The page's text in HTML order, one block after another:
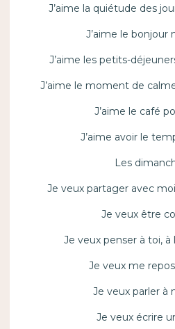
J’aime la quiétude des
J’aime le bonjour
J’aime les petits-
J’aime le moment de
J’aime le café
J’aime avoir le
Les
Je veux partager avec
Je veux être
Je veux penser à toi, à
Je veux me
Je veux parler à
Je veux écrire